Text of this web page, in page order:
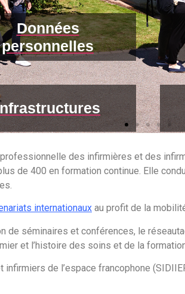
Données
personnelles
des infirmières et des
de 400 en formation continue. Elle
internationaux au profit de la
de séminaires et conférences, le
et l’histoire des soins et de la
de l’espace francophone